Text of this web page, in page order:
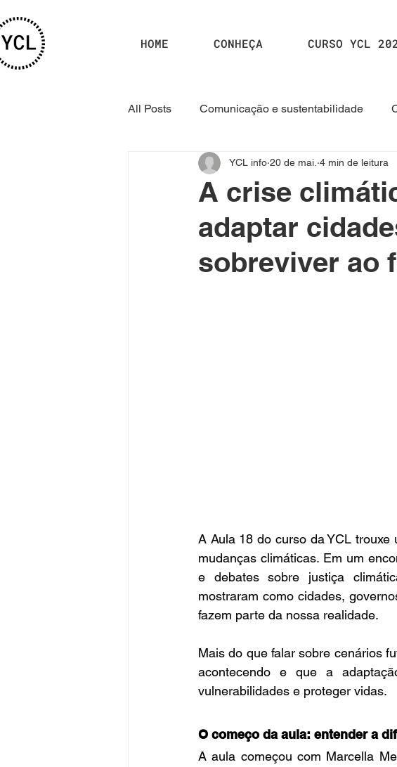
HOME CONHEÇA CURSO YCL
All Posts Comunicação e sustentabilidade
Curso YCL 2025.1 Curso 2024.2
A crise
adaptar
sobreviver ao
YCL info 20 de mai. 4 min de leitura
A Aula 18 do curso da YCL
mudanças climáticas. Em um
e debates sobre justiça
mostraram como cidades,
fazem parte da nossa realidade.
Mais do que falar sobre cenários
acontecendo e que a
vulnerabilidades e proteger vidas.
O começo da aula: entender a
A aula começou com Marcella